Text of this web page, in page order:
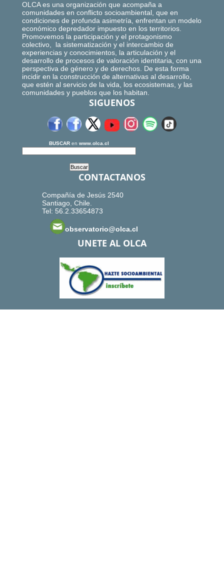
OLCA es una organización que acompaña a
comunidades en conflicto socioambiental, que en
condiciones de profunda asimetría, enfrentan un modelo
económico depredador impuesto en los territorios.
Promovemos la participación y el protagonismo
colectivo, la sistematización y el intercambio de
experiencias y conocimientos, la articulación y el
desarrollo de procesos de valoración identitaria, con una
perspectiva de género y de derechos. De esta forma
incidir en la construcción de alternativas al desarrollo,
que estén al servicio de la vida, los ecosistemas, y las
comunidades y pueblos que los habitan.
SIGUENOS
BUSCAR en www.olca.cl
CONTACTANOS
Compañía de Jesús 2540
Santiago, Chile.
Tel: 56.2.33654873
observatorio@olca.cl
UNETE AL OLCA